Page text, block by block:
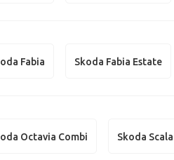
Fabia Skoda Fabia Estate
Octavia Combi Skoda Scala